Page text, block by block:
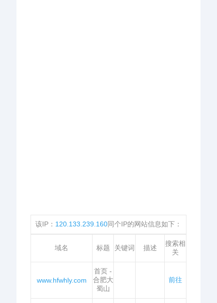
该IP： 120.133.239.160同个IP的网站信息如下：
域名 标题 关键词 描述
搜索相
关
www.hfwhly.com
首页 -
合肥大
蜀山
前往